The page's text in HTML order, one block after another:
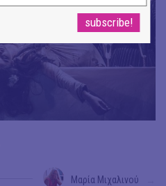
Μαρία Μιχαλινού